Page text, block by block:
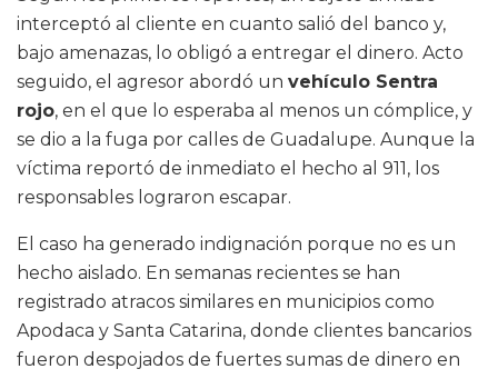
interceptó al cliente en cuanto salió del banco y,
bajo amenazas, lo obligó a entregar el dinero. Acto
seguido, el agresor abordó un vehículo Sentra
rojo, en el que lo esperaba al menos un cómplice, y
se dio a la fuga por calles de Guadalupe. Aunque la
víctima reportó de inmediato el hecho al 911, los
responsables lograron escapar.
El caso ha generado indignación porque no es un
hecho aislado. En semanas recientes se han
registrado atracos similares en municipios como
Apodaca y Santa Catarina, donde clientes bancarios
fueron despojados de fuertes sumas de dinero en